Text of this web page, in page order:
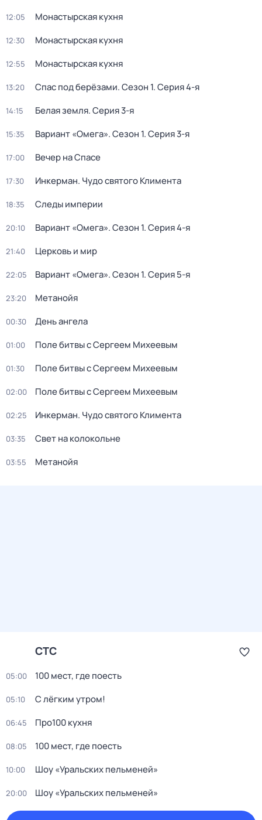
12:05 Монастырская кухня
12:30 Монастырская кухня
12:55 Монастырская кухня
13:20 Спас под берёзами. Сезон 1. Серия 4-я
14:15 Белая земля. Серия 3-я
15:35 Вариант «Омега». Сезон 1. Серия 3-я
17:00 Вечер на Спасе
17:30 Инкерман. Чудо святого Климента
18:35 Следы империи
20:10 Вариант «Омега». Сезон 1. Серия 4-я
21:40 Церковь и мир
22:05 Вариант «Омега». Сезон 1. Серия 5-я
23:20 Метанойя
00:30 День ангела
01:00 Поле битвы с Сергеем Михеевым
01:30 Поле битвы с Сергеем Михеевым
02:00 Поле битвы с Сергеем Михеевым
02:25 Инкерман. Чудо святого Климента
03:35 Свет на колокольне
03:55 Метанойя
СТС
05:00 100 мест, где поесть
05:10 С лёгким утром!
06:45 Про100 кухня
08:05 100 мест, где поесть
10:00 Шоу «Уральских пельменей»
20:00 Шоу «Уральских пельменей»